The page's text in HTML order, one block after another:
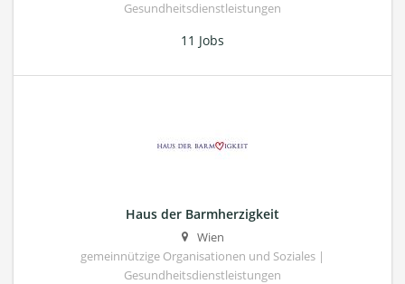
Gesundheitsdienstleistungen
11 Jobs
Haus der Barmherzigkeit
Wien
gemeinnützige Organisationen und Soziales |
Gesundheitsdienstleistungen